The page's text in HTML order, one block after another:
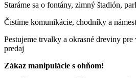
Staráme sa o fontány, zimný štadión,
Čistíme komunikácie, chodníky a
Pestujeme trvalky a okrasné dreviny
predaj
Zákaz manipulácie s ohňom!